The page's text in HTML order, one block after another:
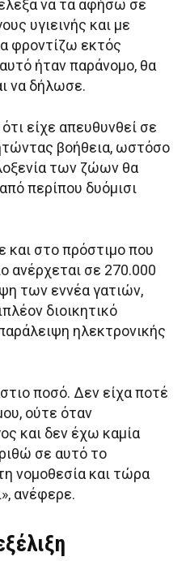
να τα αφήσω σε
υγιεινής και με
φροντίζω εκτός
ήταν παράνομο, θα
να δήλωσε.
είχε απευθυνθεί σε
βοήθεια, ωστόσο
των ζώων θα
περίπου δυόμισι
και στο πρόστιμο που
ανέρχεται σε 270.000
των εννέα γατιών,
διοικητικό
ηλεκτρονικής
ποσό. Δεν είχα ποτέ
ούτε όταν
και δεν έχω καμία
σε αυτό το
νομοθεσία και τώρα
ανέφερε.